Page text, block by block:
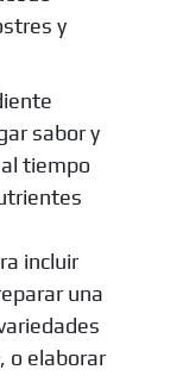
y
sabor y
tiempo
incluir
una
o elaborar